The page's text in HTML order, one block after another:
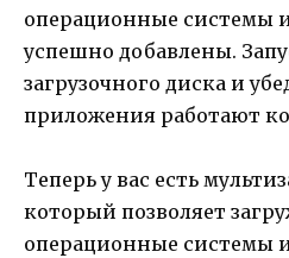
операционные системы
успешно добавлены.
загрузочного диска и
приложения работают
Теперь у вас есть
который позволяет
операционные системы